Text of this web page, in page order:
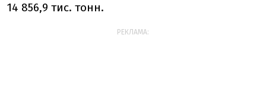
14 856,9 тис. тонн.
РЕКЛАМА: